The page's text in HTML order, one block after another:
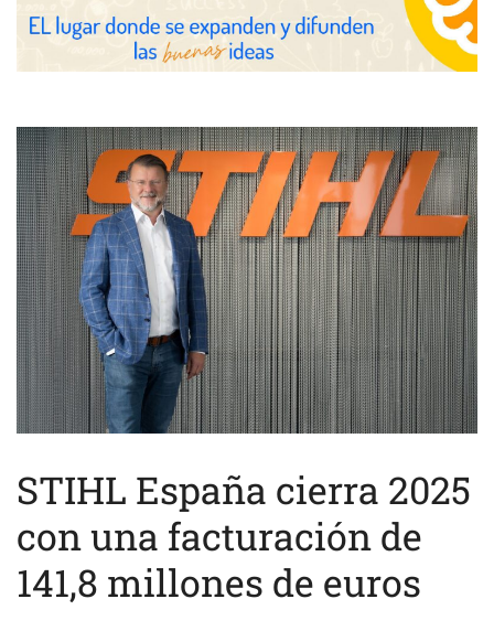
STIHL España cierra 2025
con una facturación de
141,8 millones de euros